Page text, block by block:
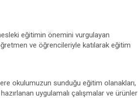
eğitimin önemini vurgulayan
ve öğrencileriyle katılarak eğitim
okulumuzun sunduğu eğitim olanakları,
uygulamalı çalışmalar ve ürünler